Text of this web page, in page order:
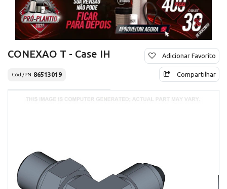
CONEXAO T - Case IH
Cód./PN 86513019
Adicionar Favorito
Compartilhar